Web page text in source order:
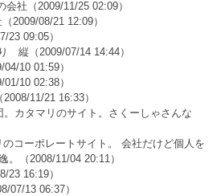
会社 （2009/11/25 02:09）
（2009/08/21 12:09）
23 09:05）
り 縦 （2009/07/14 14:44）
04/10 01:59）
01/10 02:38）
（2008/11/21 16:33）
。カタマリのサイト。さくーしゃさんな
コーポレートサイト。 会社だけど個人を
。
（2008/11/04 20:11）
23 16:19）
07/13 06:37）